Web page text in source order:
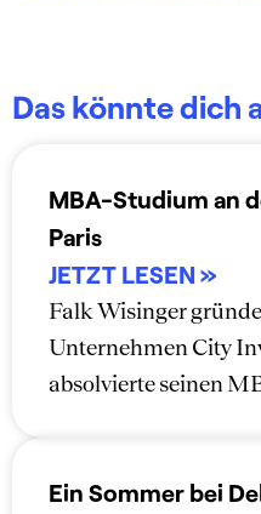
Das könnte dich
MBA-Studium an
Paris
Falk Wisinger
Unternehmen City
absolvierte seinen
Ein Sommer bei